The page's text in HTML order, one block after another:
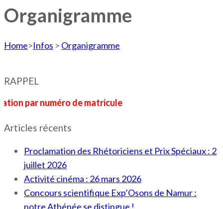
Organigramme
Home>Infos > Organigramme
RAPPEL
numéro de matricule
Articles récents
Proclamation des Rhétoriciens et Prix Spéciaux : 2
juillet 2026
Activité cinéma : 26 mars 2026
Concours scientifique Exp’Osons de Namur :
notre Athénée se distingue !